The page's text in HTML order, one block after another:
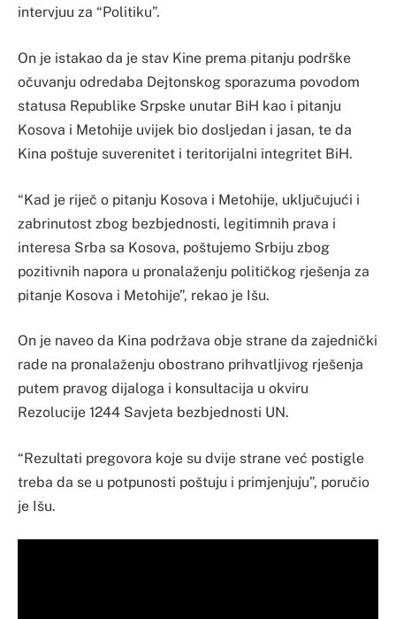
intervjuu za “Politiku”.
On je istakao da je stav Kine prema pitanju podrške
očuvanju odredaba Dejtonskog sporazuma povodom
statusa Republike Srpske unutar BiH kao i pitanju
Kosova i Metohije uvijek bio dosljedan i jasan, te da
Kina poštuje suverenitet i teritorijalni integritet BiH.
“Kad je riječ o pitanju Kosova i Metohije, uključujući i
zabrinutost zbog bezbjednosti, legitimnih prava i
interesa Srba sa Kosova, poštujemo Srbiju zbog
pozitivnih napora u pronalaženju političkog rješenja za
pitanje Kosova i Metohije”, rekao je Išu.
On je naveo da Kina podržava obje strane da zajednički
rade na pronalaženju obostrano prihvatljivog rješenja
putem pravog dijaloga i konsultacija u okviru
Rezolucije 1244 Savjeta bezbjednosti UN.
“Rezultati pregovora koje su dvije strane već postigle
treba da se u potpunosti poštuju i primjenjuju”, poručio
je Išu.